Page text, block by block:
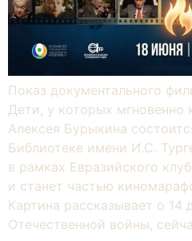
Показ документального
Дети, у которых мгновенно
Алексея Бурыкина
Библиотеке имени И.С.
в рамках Евразийского
и станет частью
Картина рассказывает о 14
Отечественной войны,